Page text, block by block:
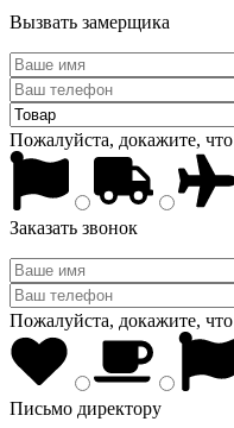
Вызвать замерщика
Пожалуйста, докажите,
Заказать звонок
Пожалуйста, докажите,
Письмо директору